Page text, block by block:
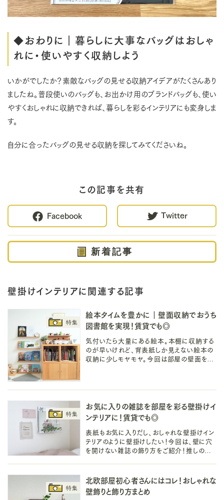
◆おわりに｜暮らしに大事なバッグはおしゃ
れに・使いやすく収納しよう
いかがでしたか？素敵なバッグの見せる収納アイデアがたくさんあり
ましたね。普段使いのバッグも、お出かけ用のブランドバッグも、使い
やすくおしゃれに収納できれば、暮らしを彩るインテリアにも変身しま
す。
自分に合ったバッグの見せる収納を探してみてくださいね。
この記事を共有
Facebook Twitter
新着記事
壁掛けインテリアに関連する記事
絵本タイムを豊かに｜壁面収納でおうち
図書館を実現！賃貸でも◎
気付いたら大量にある絵本。本棚に収納する
のが早いけれど、背表紙しか見えない絵本の
収納に少しモヤモヤ。今回は部屋の壁面を活
お気に入りの雑誌を部屋を彩る壁掛けイ
ンテリアに！賃貸でも◎
表紙もお気に入りだし、おしゃれな壁掛けイン
テリアのように壁掛けしたい！今回は、壁に穴
を開けない雑誌の飾り方をご紹介！推しのオ
北欧部屋初心者さんにはコレ！おしゃれな
壁飾りと飾り方まとめ